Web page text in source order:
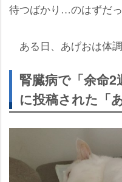
待つばかり…のはずだっ
ある日、あげおは体調
腎臓病で「余命
に投稿された「